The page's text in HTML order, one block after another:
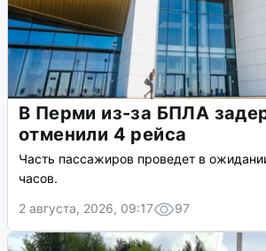
В Перми из-за БПЛА
отменили 4 рейса
Часть пассажиров проведет в
часов.
2 августа, 2026, 09:17
97